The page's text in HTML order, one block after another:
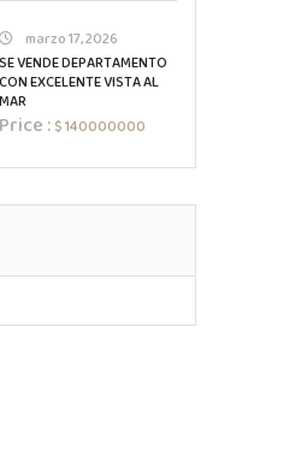
marzo 17, 2026
SE VENDE DEPARTAMENTO
CON EXCELENTE VISTA AL
MAR
Price :$ 140000000